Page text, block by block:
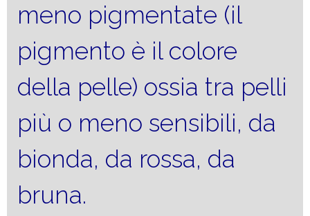
meno pigmentate (il
pigmento è il colore
della pelle) ossia tra pelli
più o meno sensibili, da
bionda, da rossa, da
bruna.